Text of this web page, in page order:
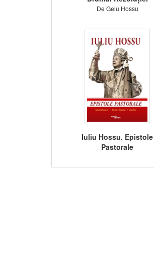
De Gelu Hossu
Iuliu Hossu. Epistole
Pastorale